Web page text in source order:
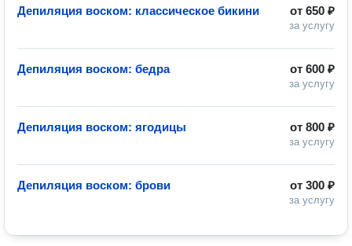
от 650 ₽
за услугу
Депиляция воском: классическое бикини
от 600 ₽
за услугу
Депиляция воском: бедра
от 800 ₽
за услугу
Депиляция воском: ягодицы
от 300 ₽
за услугу
Депиляция воском: брови